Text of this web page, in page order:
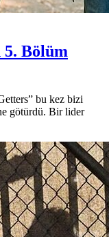
5. Bölüm
bu kez bizi
götürdü. Bir lider